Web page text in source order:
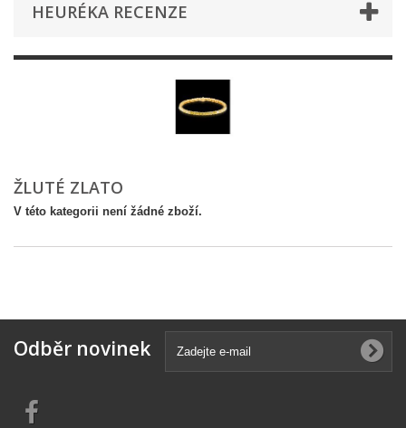
HEURÉKA RECENZE
ŽLUTÉ ZLATO
V této kategorii není žádné zboží.
Odběr novinek